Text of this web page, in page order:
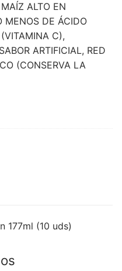
ALTO EN
MENOS DE ÁCIDO
C),
ARTIFICIAL, RED
(CONSERVA LA
177ml (10 uds)